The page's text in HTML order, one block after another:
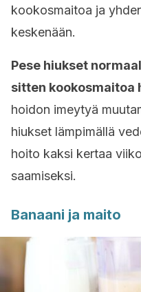
kookosmaitoa ja
keskenään.
Pese hiukset
sitten kookosmaitoa
hoidon imeytyä
hiukset lämpimällä
hoito kaksi kertaa
saamiseksi.
Banaani ja maito